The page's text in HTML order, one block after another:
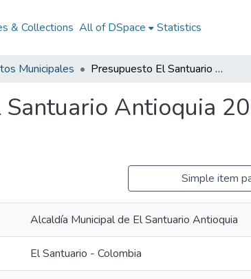
& Collections All of DSpace Statistics
Municipales Presupuesto El Santuario Antioquia 2009: P El Santuario Antioquia 2009
Santuario Antioquia
Simple item
Alcaldía Municipal de El Santuario Antioquia
El Santuario - Colombia